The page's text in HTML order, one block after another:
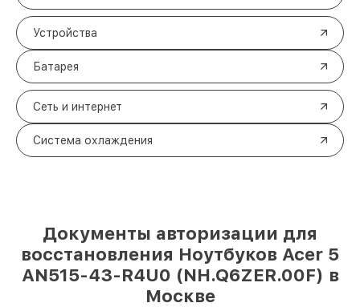
Устройства
Батарея
Сеть и интернет
Система охлаждения
Документы авторизации для
восстановления Ноутбуков Acer 5
AN515-43-R4U0 (NH.Q6ZER.00F) в
Москве